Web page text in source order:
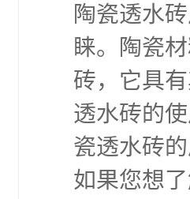
陶瓷透水
睐。陶瓷
砖，它具
透水砖的
瓷透水砖
如果您想